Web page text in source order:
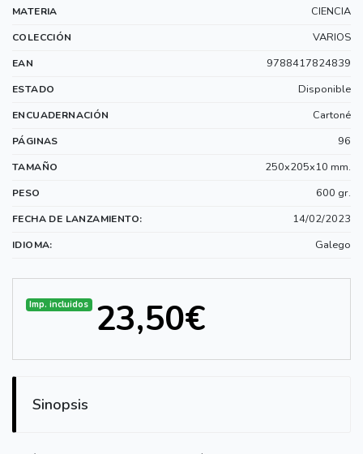
MATERIA CIENCIA
COLECCIÓN VARIOS
EAN 9788417824839
ESTADO Disponible
ENCUADERNACIÓN Cartoné
PÁGINAS 96
TAMAÑO 250x205x10 mm.
PESO 600 gr.
FECHA DE LANZAMIENTO: 14/02/2023
IDIOMA: Galego
Imp. incluidos 23,50€
Sinopsis